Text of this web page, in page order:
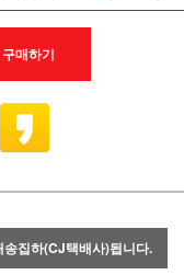
구매하기
집하(CJ택배사)됩니다.